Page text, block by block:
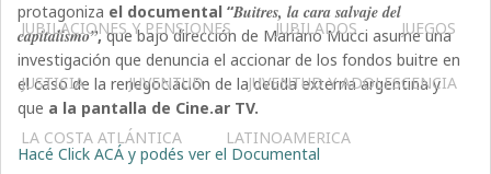
JUBILACIONES Y PENSIONES JUBILADOS JUEGOS
JUSTICIA JUVENTUD JUVENTUD Y ADOLESCENCIA
LA COSTA ATLÁNTICA LATINOAMERICA
protagoniza el documental “Buitres, la cara salvaje del
capitalismo”,que bajo dirección de Mariano Mucci asume una
investigación que denuncia el accionar de los fondos buitre en
el caso de la renegociación de la deuda externa argentina y
que a la pantalla de Cine.ar TV.
Hacé Click ACÁ y podés ver el Documental